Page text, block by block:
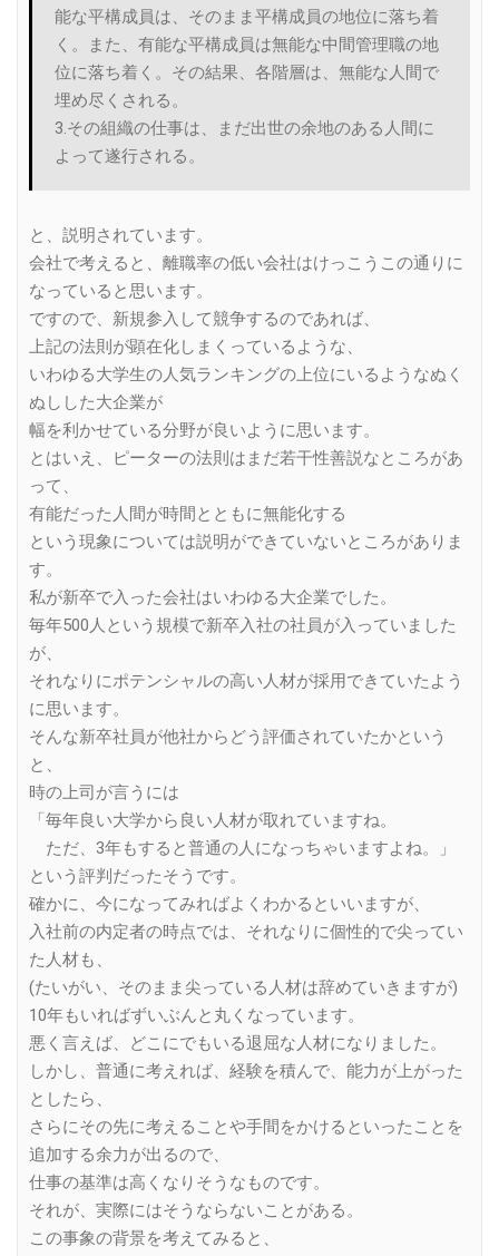
能な平構成員は、そのまま平構成員の地位に落ち着
く。また、有能な平構成員は無能な中間管理職の地
位に落ち着く。その結果、各階層は、無能な人間で
埋め尽くされる。
3.その組織の仕事は、まだ出世の余地のある人間に
よって遂行される。
と、説明されています。
会社で考えると、離職率の低い会社はけっこうこの通りに
なっていると思います。
ですので、新規参入して競争するのであれば、
上記の法則が顕在化しまくっているような、
いわゆる大学生の人気ランキングの上位にいるようなぬく
ぬしした大企業が
幅を利かせている分野が良いように思います。
とはいえ、ピーターの法則はまだ若干性善説なところがあ
って、
有能だった人間が時間とともに無能化する
という現象については説明ができていないところがありま
す。
私が新卒で入った会社はいわゆる大企業でした。
毎年500人という規模で新卒入社の社員が入っていました
が、
それなりにポテンシャルの高い人材が採用できていたよう
に思います。
そんな新卒社員が他社からどう評価されていたかという
と、
時の上司が言うには
「毎年良い大学から良い人材が取れていますね。
ただ、3年もすると普通の人になっちゃいますよね。」
という評判だったそうです。
確かに、今になってみればよくわかるといいますが、
入社前の内定者の時点では、それなりに個性的で尖ってい
た人材も、
(たいがい、そのまま尖っている人材は辞めていきますが)
10年もいればずいぶんと丸くなっています。
悪く言えば、どこにでもいる退屈な人材になりました。
しかし、普通に考えれば、経験を積んで、能力が上がった
としたら、
さらにその先に考えることや手間をかけるといったことを
追加する余力が出るので、
仕事の基準は高くなりそうなものです。
それが、実際にはそうならないことがある。
この事象の背景を考えてみると、